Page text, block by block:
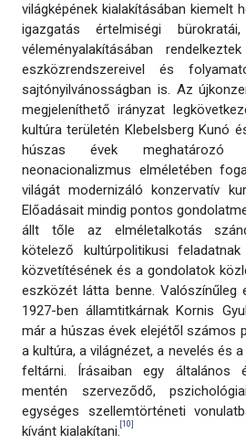
világképének kialakításában kiemelt
igazgatás értelmiségi
véleményalakításában
eszközrendszereivel és
sajtónyilvánosságban is. Az
megjeleníthető irányzat
kultúra területén Klebelsberg Kunó
húszas évek meghatározó
neonacionalizmus elméletében
világát modernizáló konzervatív
Előadásait mindig pontos
állt tőle az elméletalkotás
kötelező kultúrpolitikusi
közvetítésének és a gondolatok
eszközét látta benne. Valószínűleg
1927-ben államtitkárnak Kornis
már a húszas évek elejétől számos
a kultúra, a világnézet, a nevelés és
feltárni. Írásaiban egy általános
mentén szerveződő,
egységes szellemtörténeti
kívánt kialakítani. [10]